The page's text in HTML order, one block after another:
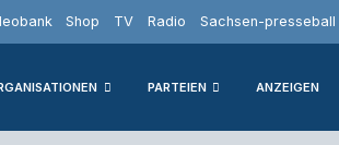
Shop TV Radio Sachsen-presseball
PARTEIEN ANZEIGEN